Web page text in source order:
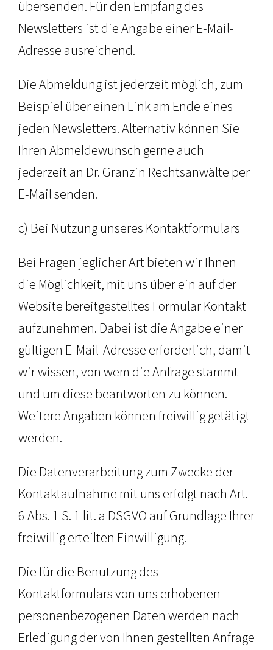
übersenden. Für den Empfang des
Newsletters ist die Angabe einer E-Mail-
Adresse ausreichend.
Die Abmeldung ist jederzeit möglich, zum
Beispiel über einen Link am Ende eines
jeden Newsletters. Alternativ können Sie
Ihren Abmeldewunsch gerne auch
jederzeit an Dr. Granzin Rechtsanwälte per
E-Mail senden.
c) Bei Nutzung unseres Kontaktformulars
Bei Fragen jeglicher Art bieten wir Ihnen
die Möglichkeit, mit uns über ein auf der
Website bereitgestelltes Formular Kontakt
aufzunehmen. Dabei ist die Angabe einer
gültigen E-Mail-Adresse erforderlich, damit
wir wissen, von wem die Anfrage stammt
und um diese beantworten zu können.
Weitere Angaben können freiwillig getätigt
werden.
Die Datenverarbeitung zum Zwecke der
Kontaktaufnahme mit uns erfolgt nach Art.
6 Abs. 1 S. 1 lit. a DSGVO auf Grundlage Ihrer
freiwillig erteilten Einwilligung.
Die für die Benutzung des
Kontaktformulars von uns erhobenen
personenbezogenen Daten werden nach
Erledigung der von Ihnen gestellten Anfrage